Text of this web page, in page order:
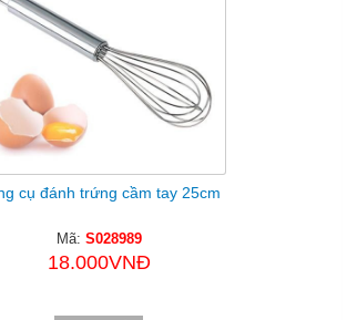
cụ đánh trứng cầm tay 25cm
Mã: S028989
18.000VNĐ